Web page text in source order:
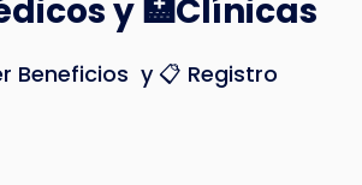
y 🏥Clínicas
Beneficios y 📋 Registro